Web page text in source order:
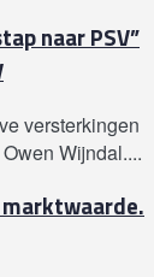
naar PSV”
versterkingen
Wijndal....